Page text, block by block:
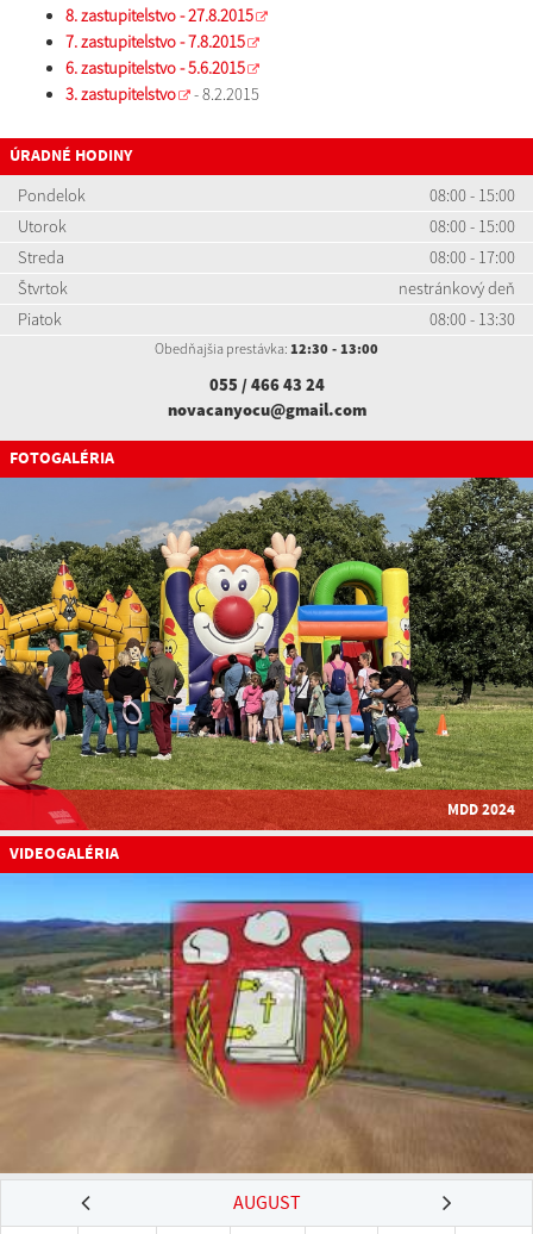
8. zastupitelstvo - 27.8.2015
7. zastupitelstvo - 7.8.2015
6. zastupitelstvo - 5.6.2015
3. zastupitelstvo
- 8.2.2015
ÚRADNÉ HODINY
Pondelok
08:00 - 15:00
Utorok
08:00 - 15:00
Streda
08:00 - 17:00
Štvrtok
nestránkový deň
Piatok
08:00 - 13:30
Obedňajšia prestávka: 12:30 - 13:00
055 / 466 43 24
novacanyocu@gmail.com
FOTOGALÉRIA
MDD 2024
VIDEOGALÉRIA
AUGUST